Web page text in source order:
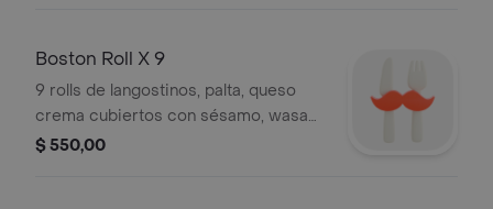
Boston Roll X 9
9 rolls de langostinos, palta, queso
crema cubiertos con sésamo, wasabi,
salsa de soja, palitos.
$ 550,00